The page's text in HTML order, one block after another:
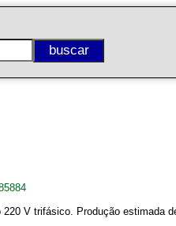
V trifásico. Produção estimada